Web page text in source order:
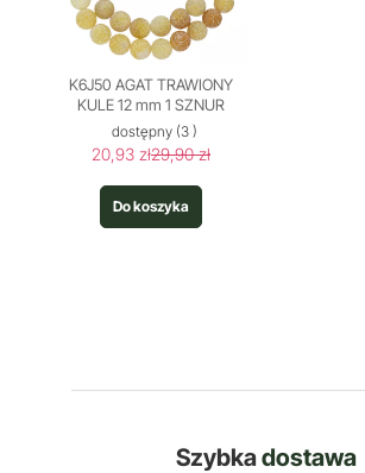
K6J50 AGAT TRAWIONY
KULE 12 mm 1 SZNUR
dostępny(3 )
20,93 zł29,90 zł
Do koszyka
Szybkadostawa